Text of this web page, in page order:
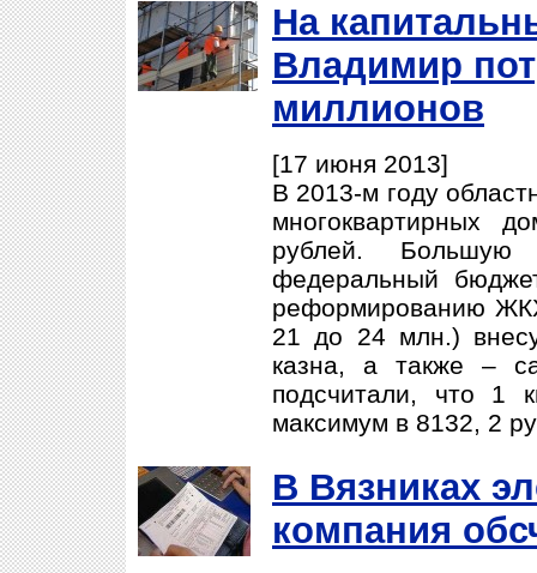
На
Владимир
миллионов
[17 июня 2013]
В 2013-м году
многоквартирных
рублей. Большую
федеральный
реформированию
21 до 24 млн.)
казна, а также –
подсчитали, что 1
максимум в 8132, 2
В Вязниках
компания